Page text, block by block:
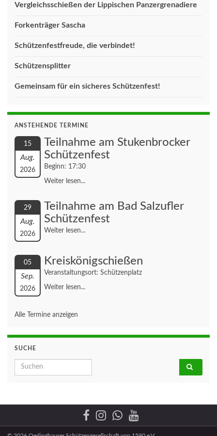
Vergleichsschießen der Lippischen Panzergrenadiere
Forkenträger Sascha
Schützenfestfreude, die verbindet!
Schützensplitter
Gemeinsam für ein sicheres Schützenfest!
ANSTEHENDE TERMINE
15
Aug.
2026
Teilnahme am Stukenbrocker
Schützenfest
Beginn: 17:30
Weiter lesen...
29
Aug.
2026
Teilnahme am Bad Salzufler
Schützenfest
Weiter lesen...
05
Sep.
2026
Kreiskönigschießen
Veranstaltungsort: Schützenplatz
Weiter lesen...
Alle Termine anzeigen
SUCHE
Search for: